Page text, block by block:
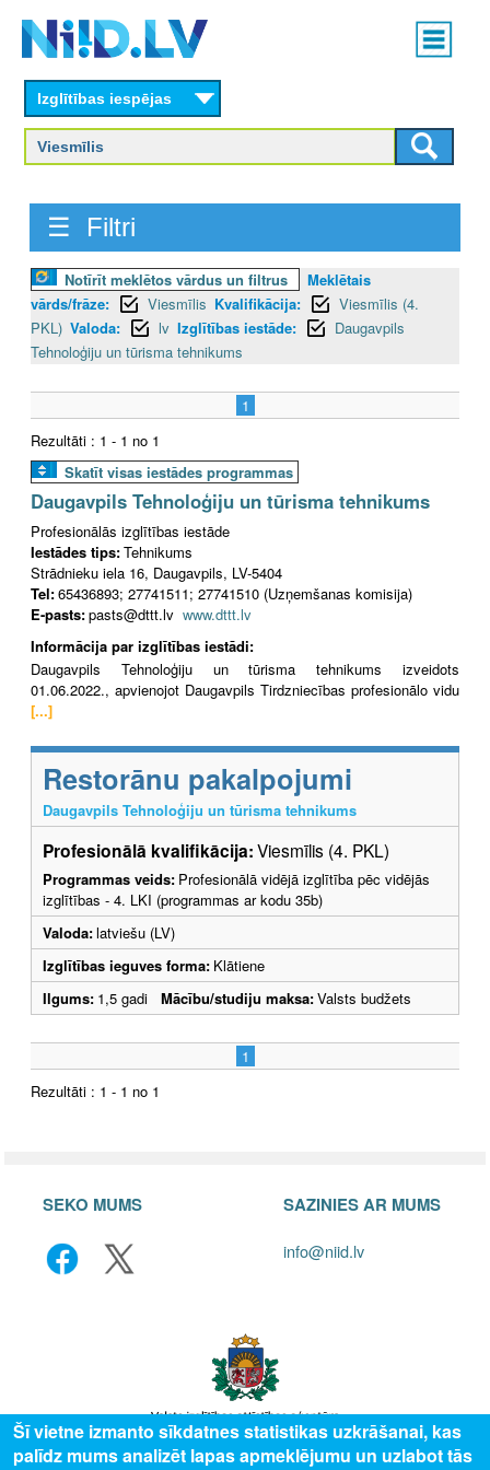
content
Main
menu
Izglītības iespējas
☰ Filtri
Notīrīt meklētos vārdus un filtrus
Meklētais
vārds/frāze:
Viesmīlis Kvalifikācija:
Viesmīlis (4.
PKL) Valoda: lv Izglītības iestāde:
Daugavpils
Tehnoloģiju un tūrisma tehnikums
1
Rezultāti : 1 - 1 no 1
Skatīt visas iestādes programmas
Daugavpils Tehnoloģiju un tūrisma tehnikums
Profesionālās izglītības iestāde
Iestādes tips:Tehnikums
Strādnieku iela 16, Daugavpils, LV-5404
Tel:65436893; 27741511; 27741510 (Uzņemšanas komisija)
E-pasts:pasts@dttt.lv www.dttt.lv
Informācija par izglītības iestādi:
Daugavpils Tehnoloģiju un tūrisma tehnikums izveidots
01.06.2022., apvienojot Daugavpils Tirdzniecības profesionālo vidu
[...]
Restorānu pakalpojumi
Daugavpils Tehnoloģiju un tūrisma tehnikums
Profesionālā kvalifikācija:Viesmīlis (4. PKL)
Programmas veids: Profesionālā vidējā izglītība pēc vidējās
izglītības - 4. LKI (programmas ar kodu 35b)
Valoda:latviešu (LV)
Izglītības ieguves forma: Klātiene
Ilgums: 1,5 gadi Mācību/studiju maksa:Valsts budžets
1
Rezultāti : 1 - 1 no 1
SEKO MUMS SAZINIES AR MUMS
info@niid.lv
Šī vietne izmanto sīkdatnes statistikas uzkrāšanai, kas
palīdz mums analizēt lapas apmeklējumu un uzlabot tās